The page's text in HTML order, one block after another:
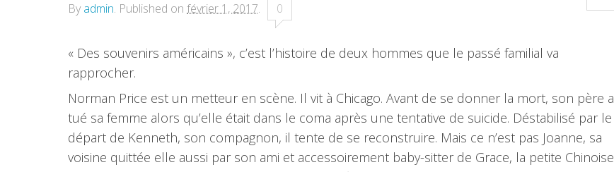
By admin. Published on février 1, 2017. 0
« Des souvenirs américains », c’est l’histoire de deux hommes que le passé familial va
rapprocher.
Norman Price est un metteur en scène. Il vit à Chicago. Avant de se donner la mort, son père a
tué sa femme alors qu’elle était dans le coma après une tentative de suicide. Déstabilisé par le
départ de Kenneth, son compagnon, il tente de se reconstruire. Mais ce n’est pas Joanne, sa
voisine quittée elle aussi par son ami et accessoirement baby-sitter de Grace, la petite Chinoise